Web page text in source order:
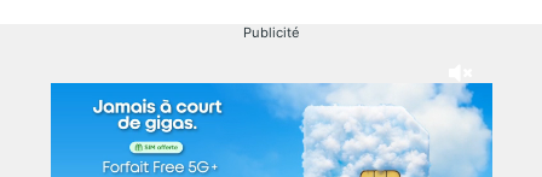
Publicité